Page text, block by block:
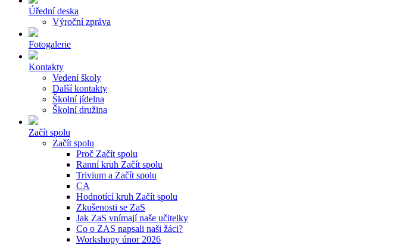
Úřední deska
Výroční zpráva
Fotogalerie
Kontakty
Vedení školy
Další kontakty
Školní jídelna
Školní družina
Začít spolu
Začít spolu
Proč Začít spolu
Ranní kruh Začít spolu
Trivium a Začít spolu
CA
Hodnotící kruh Začít spolu
Zkušenosti se ZaS
Jak ZaS vnímají naše učitelky
Co o ZAS napsali naši žáci?
Workshopy únor 2026